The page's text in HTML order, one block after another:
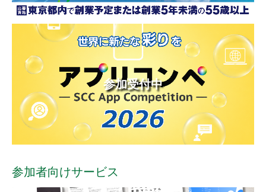
参加受付中
参加者向けサービス